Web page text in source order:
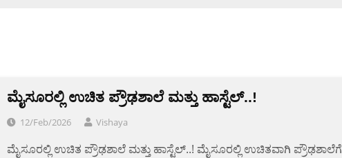
ಮೈಸೂರಲ್ಲಿ ಉಚಿತ ಪ್ರೌಢಶಾಲೆ ಮತ್ತು ಹಾಸ್ಟೆಲ್..!
12/Feb/2026 Vishaya
ಮೈಸೂರಲ್ಲಿ ಉಚಿತ ಪ್ರೌಢಶಾಲೆ ಮತ್ತು ಹಾಸ್ಟೆಲ್..! ಮೈಸೂರಲ್ಲಿ ಉಚಿತವಾಗಿ ಪ್ರೌಢಶಾಲೆಗೆ